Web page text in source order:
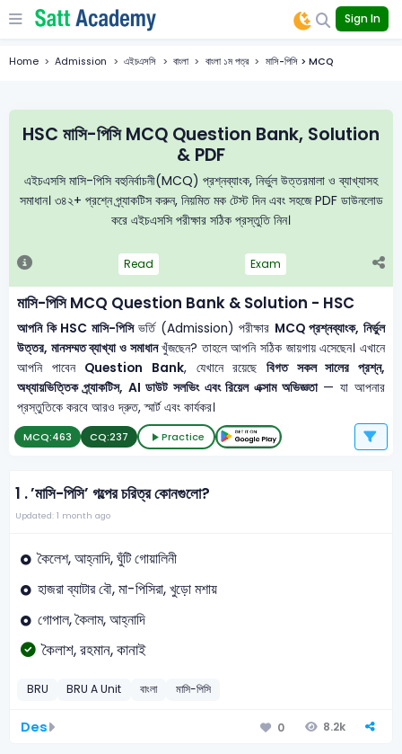
Sign In
Home Admission এইচএসসি বাংলা বাংলা ১ম পত্র মাসি-পিসি > MCQ
HSC মাসি-পিসি MCQ Question Bank, Solution
& PDF
এইচএসসি মাসি-পিসি বহুনির্বাচনী(MCQ) প্রশ্নব্যাংক, নির্ভুল উত্তরমালা ও ব্যাখ্যাসহ
সমাধান। ৩৪২+ প্রশ্নে প্র্যাকটিস করুন, নিয়মিত মক টেস্ট দিন এবং সহজে PDF ডাউনলোড
করে এইচএসসি পরীক্ষার সঠিক প্রস্তুতি নিন।
Read Exam
মাসি-পিসি MCQ Question Bank & Solution - HSC
আপনি কি HSC মাসি-পিসিভর্তি (Admission) পরীক্ষার MCQ প্রশ্নব্যাংক, নির্ভুল
উত্তর, মানসম্মত ব্যাখ্যা ও সমাধানখুঁজছেন? তাহলে আপনি সঠিক জায়গায় এসেছেন। এখানে
আপনি পাবেন Question Bank, যেখানে রয়েছে বিগত সকল সালের প্রশ্ন,
অধ্যায়ভিত্তিক প্র্যাকটিস, AI ডাউট সলভিং এবং রিয়েল এক্সাম অভিজ্ঞতা— যা আপনার
প্রস্তুতিকে করবে আরও দ্রুত, স্মার্ট এবং কার্যকর।
MCQ:463 CQ:237 Practice
1 .’মাসি-পিসি’ গল্পের চরিত্র কোনগুলো?
Updated: 1 month ago
কৈলেশ, আহ্নাদি, ঘুঁটি গোয়ালিনী
হাজরা ব্যাটার বৌ, মা-পিসিরা, খুড়ো মশায়
গোপাল, কৈলাম, আহ্নাদি
কৈলাশ, রহমান, কানাই
BRU BRU A Unit বাংলা মাসি-পিসি
Des 0 8.2k